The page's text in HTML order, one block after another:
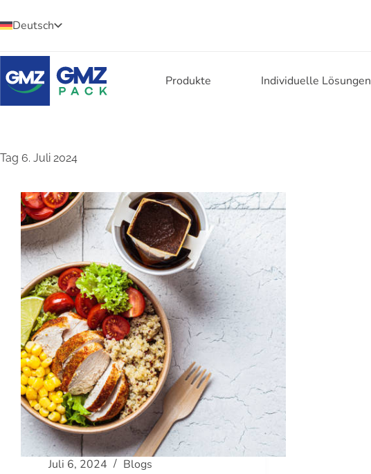
Deutsch
Produkte Individuelle Lösungen
Tag 6. Juli 2024
Juli 6, 2024 Blogs